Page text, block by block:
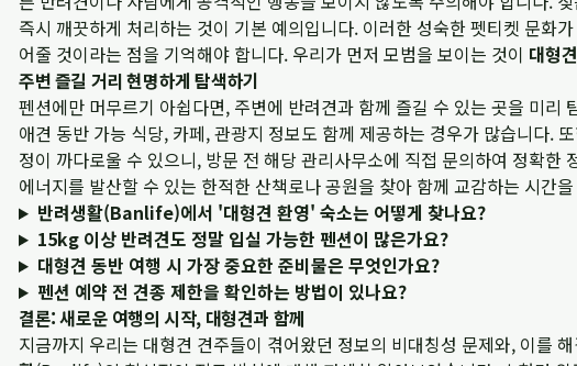
즉시 깨끗하게 처리하는 것이 기본 예의입니다. 이러한 성숙한 펫티켓 문화
어줄 것이라는 점을 기억해야 합니다. 우리가 먼저 모범을 보이는 것이 대형
주변 즐길 거리 현명하게 탐색하기
펜션에만 머무르기 아쉽다면, 주변에 반려견과 함께 즐길 수 있는 곳을 미리
애견 동반 가능 식당, 카페, 관광지 정보도 함께 제공하는 경우가 많습니다.
정이 까다로울 수 있으니, 방문 전 해당 관리사무소에 직접 문의하여 정확한
에너지를 발산할 수 있는 한적한 산책로나 공원을 찾아 함께 교감하는 시간
반려생활(Banlife)에서 '대형견 환영' 숙소는 어떻게 찾나요?
15kg 이상 반려견도 정말 입실 가능한 펜션이 많은가요?
대형견 동반 여행 시 가장 중요한 준비물은 무엇인가요?
펜션 예약 전 견종 제한을 확인하는 방법이 있나요?
결론: 새로운 여행의 시작, 대형견과 함께
지금까지 우리는 대형견 견주들이 겪어왔던 정보의 비대칭성 문제와, 이를